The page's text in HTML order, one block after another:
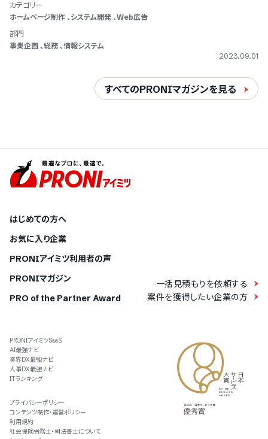
カテゴリー
ホームページ制作 、 システム開発 、Web広告
部門
事業企画 、総務 、情報システム
2023.09.01
すべてのPRONIマガジンを見る
はじめての方へ
お気に入り企業
PRONIアイミツ利用者の声
PRONIマガジン
PRO of the Partner Award
一括見積もりを依頼する
案件を獲得したい企業の方
PRONIアイミツSaaS
AI最強ナビ
業界DX最強ナビ
人事DX最強ナビ
ITランキング
プライバシーポリシー
コンテンツ制作・運営ポリシー
利用規約
社会保険労務士・司法書士について